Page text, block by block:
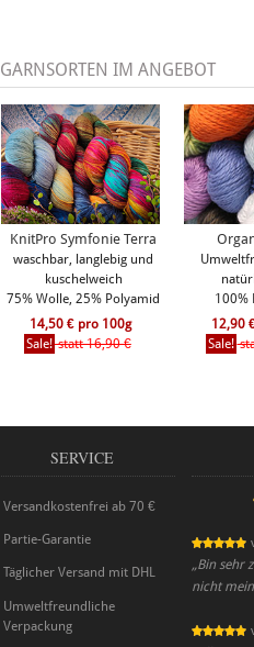
GARNSORTEN IM ANGEBOT
KnitPro Symfonie Terra
waschbar, langlebig und
kuschelweich
75% Wolle, 25% Polyamid
14,50 € pro 100g
Sale!statt 16,90 €
100%
12,90
Sale!
SERVICE
Versandkostenfrei ab 70 €
Partie-Garantie
Täglicher Versand mit DHL
Umweltfreundliche
Verpackung
„Bin sehr
nicht